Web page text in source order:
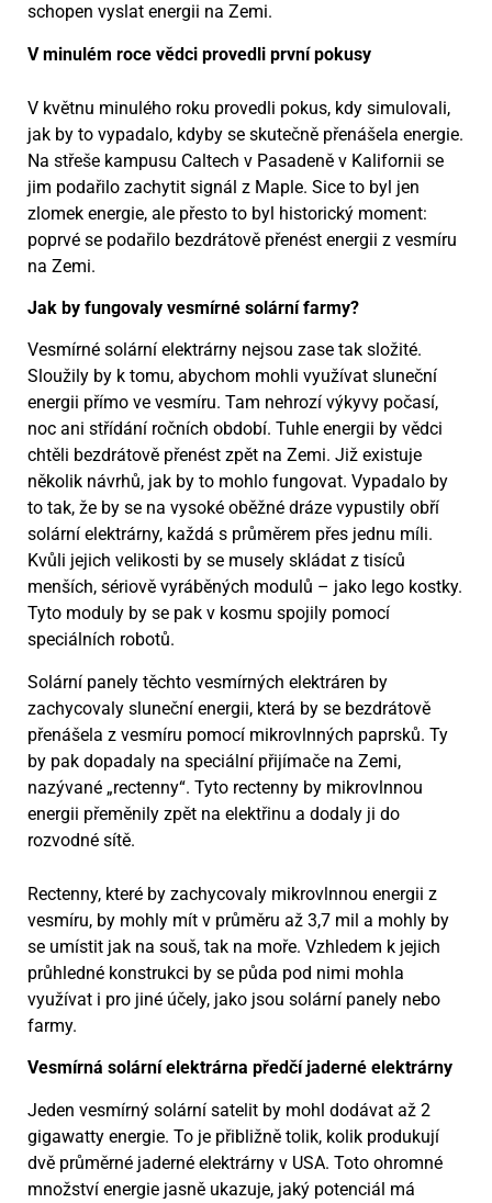
schopen vyslat energii na Zemi.
V minulém roce vědci provedli první pokusy
V květnu minulého roku provedli pokus, kdy simulovali,
jak by to vypadalo, kdyby se skutečně přenášela energie.
Na střeše kampusu Caltech v Pasadeně v Kalifornii se
jim podařilo zachytit signál z Maple. Sice to byl jen
zlomek energie, ale přesto to byl historický moment:
poprvé se podařilo bezdrátově přenést energii z vesmíru
na Zemi.
Jak by fungovaly vesmírné solární farmy?
Vesmírné solární elektrárny nejsou zase tak složité.
Sloužily by k tomu, abychom mohli využívat sluneční
energii přímo ve vesmíru. Tam nehrozí výkyvy počasí,
noc ani střídání ročních období. Tuhle energii by vědci
chtěli bezdrátově přenést zpět na Zemi. Již existuje
několik návrhů, jak by to mohlo fungovat. Vypadalo by
to tak, že by se na vysoké oběžné dráze vypustily obří
solární elektrárny, každá s průměrem přes jednu míli.
Kvůli jejich velikosti by se musely skládat z tisíců
menších, sériově vyráběných modulů – jako lego kostky.
Tyto moduly by se pak v kosmu spojily pomocí
speciálních robotů.
Solární panely těchto vesmírných elektráren by
zachycovaly sluneční energii, která by se bezdrátově
přenášela z vesmíru pomocí mikrovlnných paprsků. Ty
by pak dopadaly na speciální přijímače na Zemi,
nazývané „rectenny“. Tyto rectenny by mikrovlnnou
energii přeměnily zpět na elektřinu a dodaly ji do
rozvodné sítě.
Rectenny, které by zachycovaly mikrovlnnou energii z
vesmíru, by mohly mít v průměru až 3,7 mil a mohly by
se umístit jak na souš, tak na moře. Vzhledem k jejich
průhledné konstrukci by se půda pod nimi mohla
využívat i pro jiné účely, jako jsou solární panely nebo
farmy.
Vesmírná solární elektrárna předčí jaderné elektrárny
Jeden vesmírný solární satelit by mohl dodávat až 2
gigawatty energie. To je přibližně tolik, kolik produkují
dvě průměrné jaderné elektrárny v USA. Toto ohromné
množství energie jasně ukazuje, jaký potenciál má